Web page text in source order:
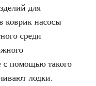
для
коврик насосы
среди
с помощью такого
лодки.